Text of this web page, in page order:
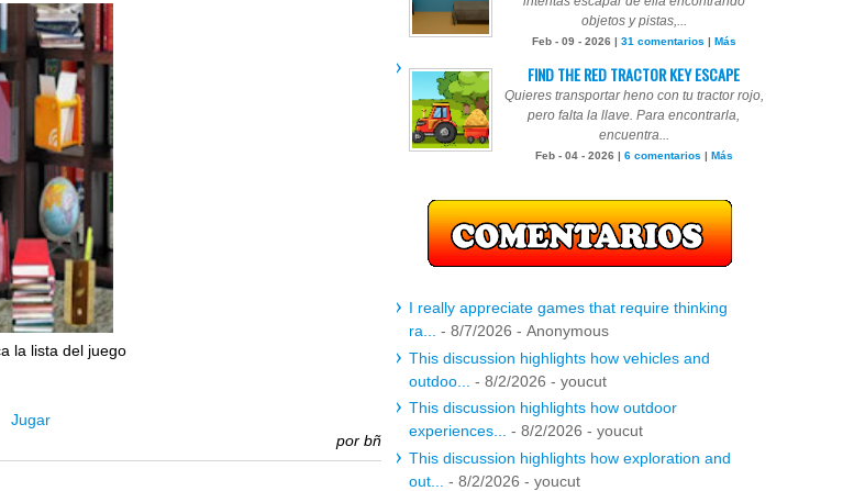
la lista del juego
Jugar
por bñ
objetos y pistas,...
Feb - 09 - 2026 | 31 comentarios | Más
FIND THE RED TRACTOR KEY ESCAPE
Quieres transportar heno con tu tractor rojo,
pero falta la llave. Para encontrarla,
encuentra...
Feb - 04 - 2026 | 6 comentarios | Más
I really appreciate games that require thinking
ra...
- 8/7/2026 - Anonymous
This discussion highlights how vehicles and
outdoo...
- 8/2/2026 - youcut
This discussion highlights how outdoor
experiences...
- 8/2/2026 - youcut
This discussion highlights how exploration and
out...
- 8/2/2026 - youcut